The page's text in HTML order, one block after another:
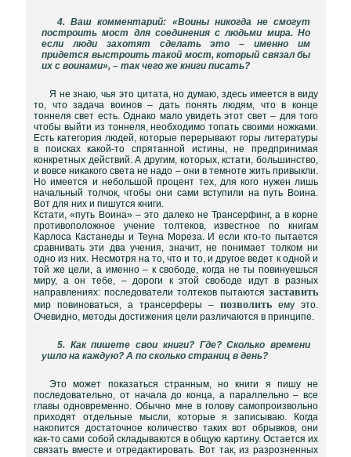
4. Ваш комментарий: «Воины никогда не смогут
построить мост для соединения с людьми мира. Но
если люди захотят сделать это – именно им
придется выстроить такой мост, который связал бы
их с воинами», – так чего же книги писать?
Я не знаю, чья это цитата, но думаю, здесь имеется в виду
то, что задача воинов – дать понять людям, что в конце
тоннеля свет есть. Однако мало увидеть этот свет – для того
чтобы выйти из тоннеля, необходимо топать своими ножками.
Есть категория людей, которые перерывают горы литературы
в поисках какой-то спрятанной истины, не предпринимая
конкретных действий. А другим, которых, кстати, большинство,
и вовсе никакого света не надо – они в темноте жить привыкли.
Но имеется и небольшой процент тех, для кого нужен лишь
начальный толчок, чтобы они сами вступили на путь Воина.
Вот для них и пишутся книги.
Кстати, «путь Воина» – это далеко не Трансерфинг, а в корне
противоположное учение толтеков, известное по книгам
Карлоса Кастанеды и Теуна Мореза. И если кто-то пытается
сравнивать эти два учения, значит, не понимает толком ни
одно из них. Несмотря на то, что и то, и другое ведет к одной и
той же цели, а именно – к свободе, когда не ты повинуешься
миру, а он тебе, – дороги к этой свободе идут в разных
направлениях: последователи толтеков пытаются заставить
мир повиноваться, а трансерферы – позволить ему это.
Очевидно, методы достижения цели различаются в принципе.
5. Как пишете свои книги? Где? Сколько времени
ушло на каждую? А по сколько страниц в день?
Это может показаться странным, но книги я пишу не
последовательно, от начала до конца, а параллельно – все
главы одновременно. Обычно мне в голову самопроизвольно
приходят отдельные мысли, которые я записываю. Когда
накопится достаточное количество таких вот обрывков, они
как-то сами собой складываются в общую картину. Остается их
связать вместе и отредактировать. Вот так, из разрозненных